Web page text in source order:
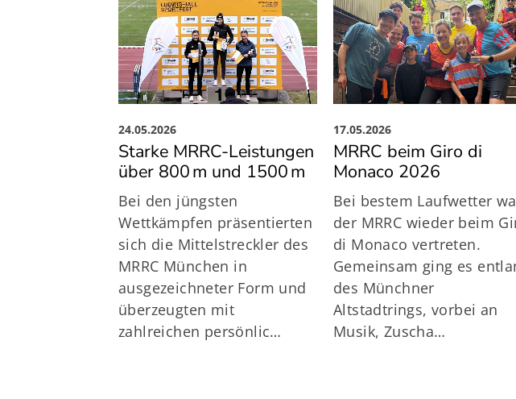
24.05.2026
Starke MRRC-Leistungen
über 800 m und 1500 m
Bei den jüngsten
Wettkämpfen präsentierten
sich die Mittelstreckler des
MRRC München in
ausgezeichneter Form und
überzeugten mit
zahlreichen persönlic…
17.05.2026
MRRC beim Giro di
Monaco 2026
Bei bestem Laufwetter
der MRRC wieder beim
di Monaco vertreten.
Gemeinsam ging es
des Münchner
Altstadtrings, vorbei an
Musik, Zuscha…